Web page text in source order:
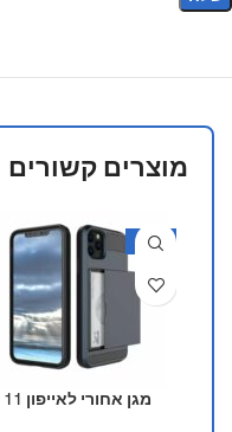
מוצרים קשורים
-30%
מגן אחורי לאייפון 11